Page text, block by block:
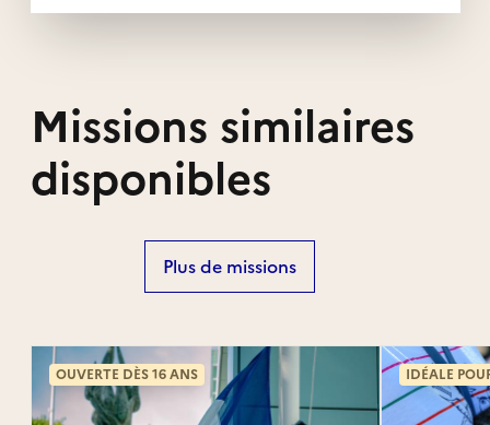
Missions similaires
disponibles
Plus de missions
OUVERTE DÈS 16 ANS IDÉALE